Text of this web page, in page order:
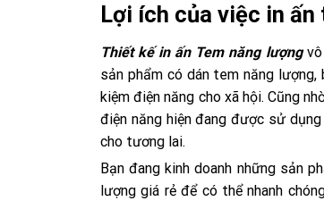
Lợi ích của việc in
Thiết kế in ấn Tem năng lượng
sản phẩm có dán tem năng
kiệm điện năng cho xã hội. Cũng
điện năng hiện đang được sử
cho tương lai.
Bạn đang kinh doanh những sản
lượng giá rẻ để có thể nhanh